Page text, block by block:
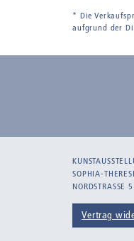
* Die
aufgrund der
SOPHIA-
NORDSTRASSE
Vertrag